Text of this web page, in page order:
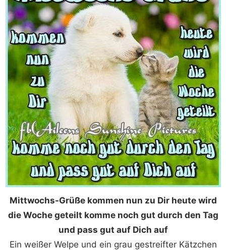
Mittwochs-Grüße kommen nun zu Dir heute wird
die Woche geteilt komme noch gut durch den Tag
und pass gut auf Dich auf
Ein weißer Welpe und ein grau gestreifter Kätzchen